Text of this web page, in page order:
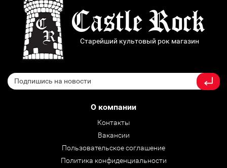
Старейший культовый рок магазин
О компании
Контакты
Вакансии
Пользовательское соглашение
Политика конфиденциальности